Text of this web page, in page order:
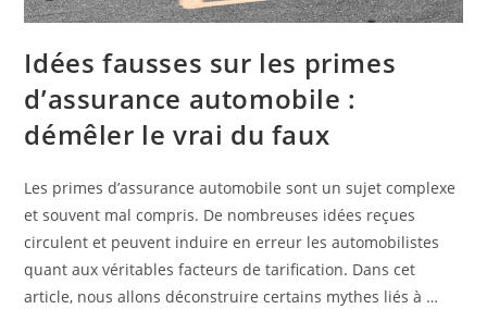
Idées fausses sur les primes
d’assurance automobile :
démêler le vrai du faux
Les primes d’assurance automobile sont un sujet complexe
et souvent mal compris. De nombreuses idées reçues
circulent et peuvent induire en erreur les automobilistes
quant aux véritables facteurs de tarification. Dans cet
article, nous allons déconstruire certains mythes liés à …